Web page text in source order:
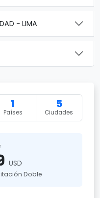
- LIMA
1
Países
5
Ciudades
USD
Doble